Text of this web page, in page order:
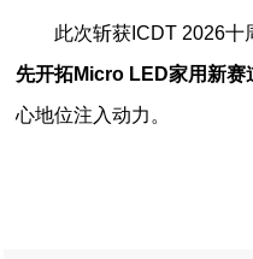
此次斩获ICDT 2026十
先开拓Micro LED家用新赛
心地位注入动力。